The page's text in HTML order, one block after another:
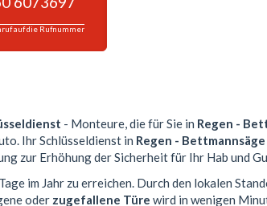
auf die Rufnummer
- Monteure, die für Sie in Regen -
Ihr Schlüsseldienst in Regen - Bettmannsäge
zur Erhöhung der Sicherheit für Ihr Hab und
im Jahr zu erreichen. Durch den lokalen
oder zugefallene Türe wird in wenigen